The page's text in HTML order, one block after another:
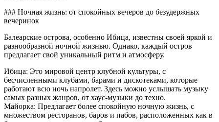
### Ночная жизнь: от спокойных вечеров до безудержных
вечеринок
Балеарские острова, особенно Ибица, известны своей яркой и
разнообразной ночной жизнью. Однако, каждый остров
предлагает свой уникальный ритм и атмосферу.
Ибица: Это мировой центр клубной культуры, с
бесчисленными клубами, барами и дискотеками, которые
работают всю ночь напролет. Здесь можно услышать музыку
самых разных жанров, от хаус-музыки до техно.
Майорка: Предлагает более спокойную ночную жизнь, с
множеством ресторанов, баров и пабов, расположенных как в